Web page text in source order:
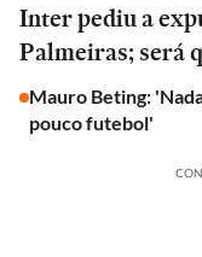
Inter pediu a
Palmeiras; será
Mauro Beting:
pouco futebol'